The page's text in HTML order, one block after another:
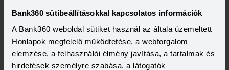
Bank360 sütibeállításokkal kapcsolatos információk
A Bank360 weboldal sütiket használ az általa üzemeltett
Honlapok megfelelő működtetése, a webforgalom
elemzése, a felhasználói élmény javítása, a tartalmak és
hirdetések személyre szabása, a látogatók
Telefonszám:
+36 1 3666 555